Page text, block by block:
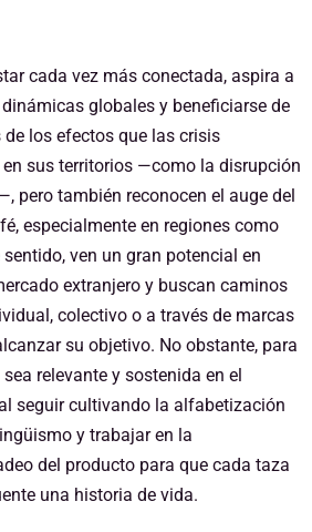
cada vez más conectada, aspira a
globales y beneficiarse de
los efectos que las crisis
sus territorios —como la disrupción
pero también reconocen el auge del
especialmente en regiones como
sentido, ven un gran potencial en
extranjero y buscan caminos
colectivo o a través de marcas
su objetivo. No obstante, para
relevante y sostenida en el
seguir cultivando la alfabetización
y trabajar en la
del producto para que cada taza
una historia de vida.